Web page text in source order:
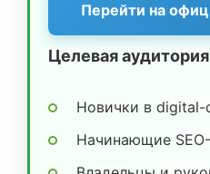
Перейти на
Целевая
Новички в digital-
Начинающие